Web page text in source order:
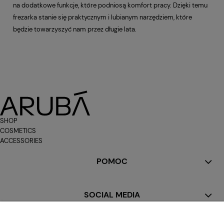
na dodatkowe funkcje, które podniosą komfort pracy. Dzięki temu
frezarka stanie się praktycznym i lubianym narzędziem, które
będzie towarzyszyć nam przez długie lata.
SHOP
COSMETICS
ACCESSORIES
POMOC
SOCIAL MEDIA